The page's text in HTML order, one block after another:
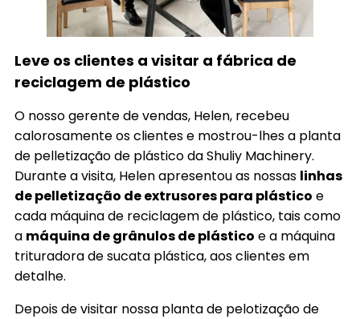
Leve os clientes a visitar a fábrica de
reciclagem de plástico
O nosso gerente de vendas, Helen, recebeu
calorosamente os clientes e mostrou-lhes a planta
de pelletização de plástico da Shuliy Machinery.
Durante a visita, Helen apresentou as nossas linhas
de pelletização de extrusores para plástico e
cada máquina de reciclagem de plástico, tais como
a máquina de grânulos de plástico e a máquina
trituradora de sucata plástica, aos clientes em
detalhe.
Depois de visitar nossa planta de pelotização de